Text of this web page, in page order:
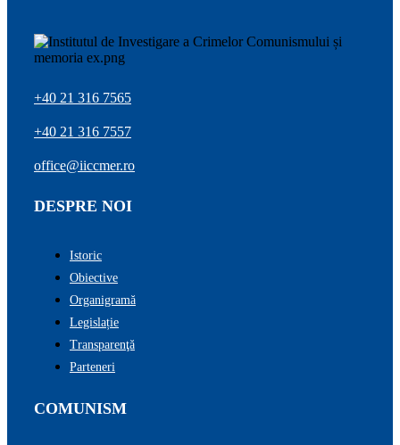
+40 21 316 7565
+40 21 316 7557
office@iiccmer.ro
DESPRE NOI
Istoric
Obiective
Organigramă
Legislație
Transparenţă
Parteneri
COMUNISM